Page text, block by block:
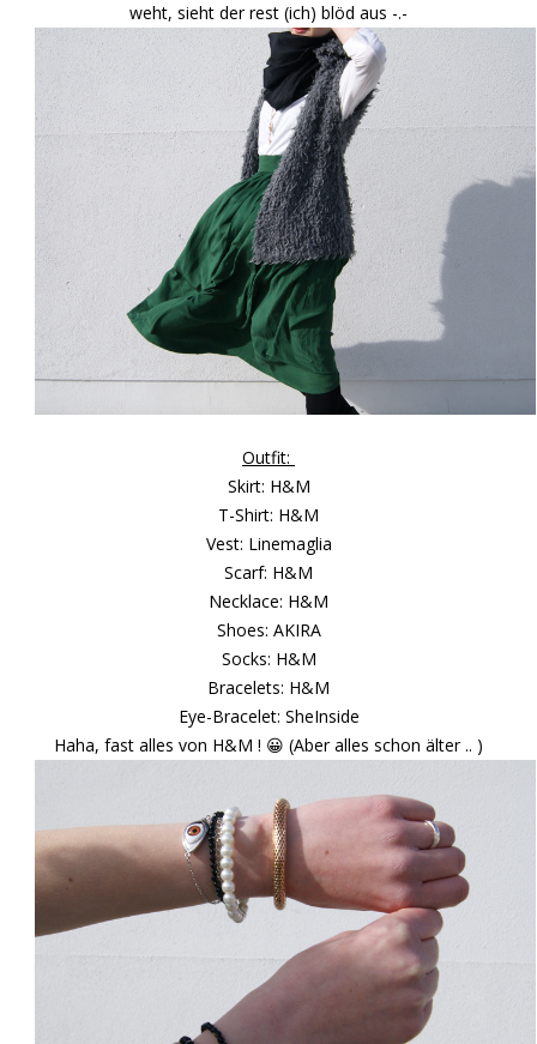
weht, sieht der rest (ich) blöd aus -.-
Outfit:
Skirt: H&M
T-Shirt: H&M
Vest: Linemaglia
Scarf: H&M
Necklace: H&M
Shoes: AKIRA
Socks: H&M
Bracelets: H&M
Eye-Bracelet: SheInside
Haha, fast alles von H&M ! 😀 (Aber alles schon älter .. )